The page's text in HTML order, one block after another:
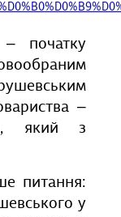
початку
‒
який з
питання:
у